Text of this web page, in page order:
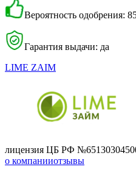
Вероятность одобрения:
Гарантия выдачи: да
LIME ZAIM
лицензия ЦБ РФ
о компанииотзывы